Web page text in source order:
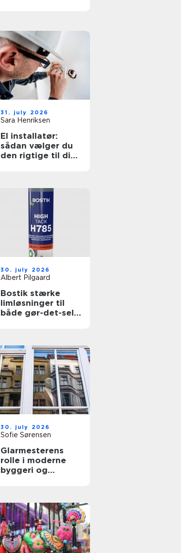
31. july 2026
Sara Henriksen
El installatør:
sådan vælger du
den rigtige til dine
30. july 2026
Albert Pilgaard
Bostik stærke
limløsninger til
både gør-det-selv
30. july 2026
Sofie Sørensen
Glarmesterens
rolle i moderne
byggeri og